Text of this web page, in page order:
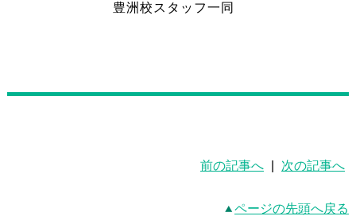
豊洲校スタッフ一同
前の記事へ 次の記事へ
ページの先頭へ戻る